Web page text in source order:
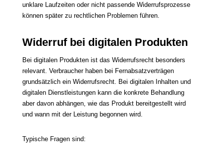
unklare Laufzeiten oder nicht passende Widerrufsprozesse
können später zu rechtlichen Problemen führen.
Widerruf bei digitalen Produkten
Bei digitalen Produkten ist das Widerrufsrecht besonders
relevant. Verbraucher haben bei Fernabsatzverträgen
grundsätzlich ein Widerrufsrecht. Bei digitalen Inhalten und
digitalen Dienstleistungen kann die konkrete Behandlung
aber davon abhängen, wie das Produkt bereitgestellt wird
und wann mit der Leistung begonnen wird.
Typische Fragen sind: